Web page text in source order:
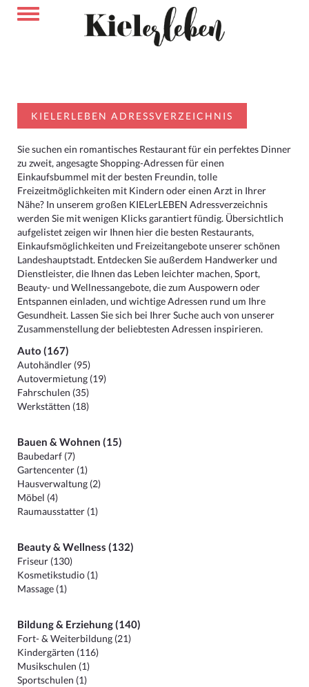
KIELERLEBEN ADRESSVERZEICHNIS
Sie suchen ein romantisches Restaurant für ein perfektes Dinner
zu zweit, angesagte Shopping-Adressen für einen
Einkaufsbummel mit der besten Freundin, tolle
Freizeitmöglichkeiten mit Kindern oder einen Arzt in Ihrer
Nähe? In unserem großen KIELerLEBEN Adressverzeichnis
werden Sie mit wenigen Klicks garantiert fündig. Übersichtlich
aufgelistet zeigen wir Ihnen hier die besten Restaurants,
Einkaufsmöglichkeiten und Freizeitangebote unserer schönen
Landeshauptstadt. Entdecken Sie außerdem Handwerker und
Dienstleister, die Ihnen das Leben leichter machen, Sport,
Beauty- und Wellnessangebote, die zum Auspowern oder
Entspannen einladen, und wichtige Adressen rund um Ihre
Gesundheit. Lassen Sie sich bei Ihrer Suche auch von unserer
Zusammenstellung der beliebtesten Adressen inspirieren.
Auto (167)
Autohändler (95)
Autovermietung (19)
Fahrschulen (35)
Werkstätten (18)
Bauen & Wohnen (15)
Baubedarf (7)
Gartencenter (1)
Hausverwaltung (2)
Möbel (4)
Raumausstatter (1)
Beauty & Wellness (132)
Friseur (130)
Kosmetikstudio (1)
Massage (1)
Bildung & Erziehung (140)
Fort- & Weiterbildung (21)
Kindergärten (116)
Musikschulen (1)
Sportschulen (1)